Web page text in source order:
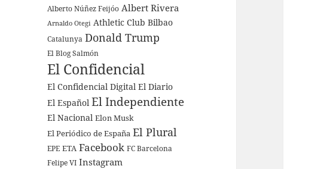
Alberto Núñez Feijóo Albert Rivera
Arnaldo Otegi Athletic Club Bilbao
Catalunya Donald Trump
El Blog Salmón
El Confidencial
El Confidencial Digital El Diario
El Español El Independiente
El Nacional Elon Musk
El Periódico de España El Plural
EPE ETA Facebook FC Barcelona
Felipe VI Instagram